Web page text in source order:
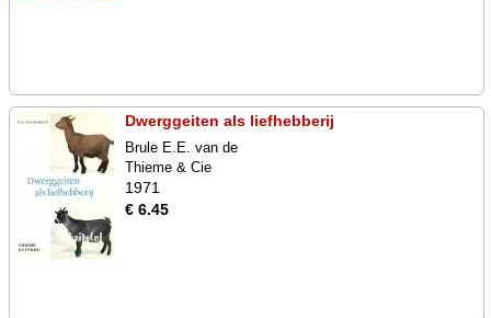
Dwerggeiten als liefhebberij
Brule E.E. van de
Thieme & Cie
1971
€ 6.45